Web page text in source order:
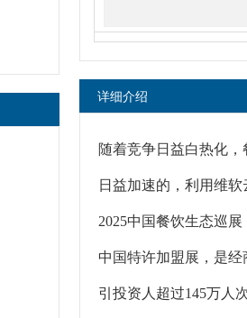
详细介绍
随着竞争日益白热化
日益加速的，利用维
2025中国餐饮生态巡
中国特许加盟展，是
引投资人超过145万人